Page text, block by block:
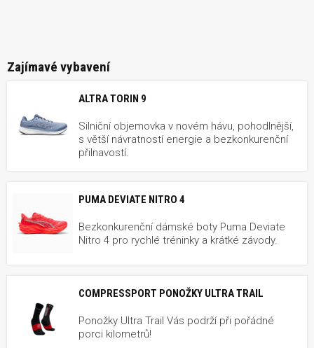
Zajímavé vybavení
ALTRA TORIN 9
Silniční objemovka v novém hávu, pohodlnější,
s větší návratností energie a bezkonkurenční
přilnavostí.
PUMA DEVIATE NITRO 4
Bezkonkurenční dámské boty Puma Deviate
Nitro 4 pro rychlé tréninky a krátké závody.
COMPRESSPORT PONOŽKY ULTRA TRAIL
Ponožky Ultra Trail Vás podrží při pořádné
porci kilometrů!